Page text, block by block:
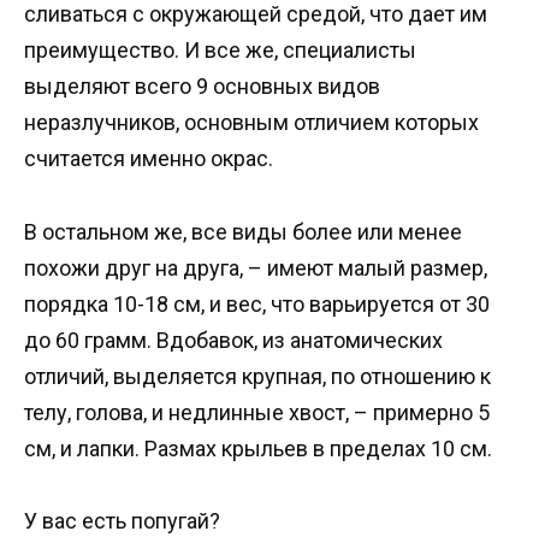
сливаться с окружающей средой, что дает им
преимущество. И все же, специалисты
выделяют всего 9 основных видов
неразлучников, основным отличием которых
считается именно окрас.
В остальном же, все виды более или менее
похожи друг на друга, – имеют малый размер,
порядка 10-18 см, и вес, что варьируется от 30
до 60 грамм. Вдобавок, из анатомических
отличий, выделяется крупная, по отношению к
телу, голова, и недлинные хвост, – примерно 5
см, и лапки. Размах крыльев в пределах 10 см.
У вас есть попугай?